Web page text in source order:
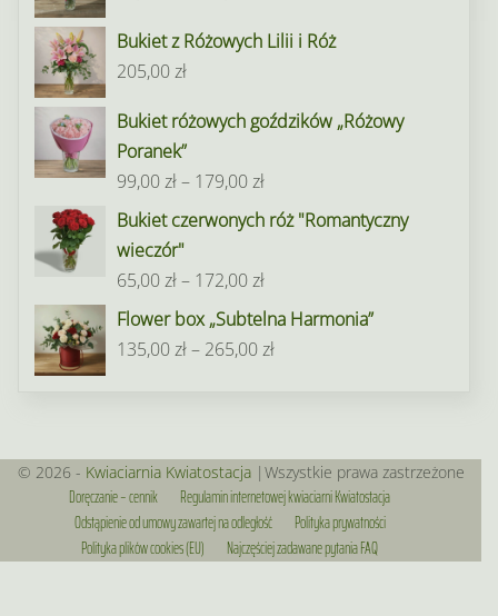
od
do
Bukiet z Różowych Lilii i Róż
205,00zł
Bukiet różowych goździków „Różowy
Poranek”
99,00zł– 179,00złZakres
cen:
179,00 zł
Bukiet czerwonych róż "Romantyczny
wieczór"
65,00zł– 172,00złZakres
cen:
od
Flower box „Subtelna Harmonia”
135,00zł– 265,00złZakres
do
265,00 zł
© 2026 - Kwiaciarnia Kwiatostacja|Wszystkie prawa zastrzeżone
Doręczanie – cennik
Regulamin internetowej kwiaciarni Kwiatostacja
Odstąpienie od umowy zawartej na odległość
Polityka prywatności
Polityka plików cookies (EU)
Najczęściej zadawane pytania FAQ